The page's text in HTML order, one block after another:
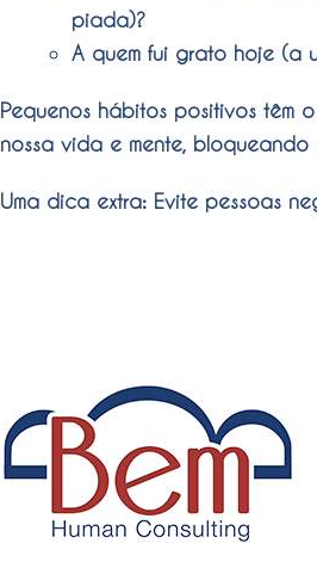
piada)?
A quem fui grato hoje (a
Pequenos hábitos positivos
nossa vida e mente, bloqueando
Uma dica extra: Evite pessoas